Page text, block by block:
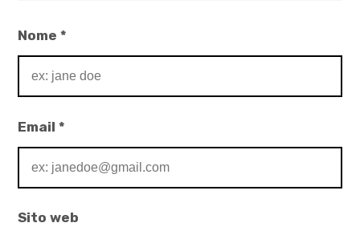
Nome*
Email*
Sito web